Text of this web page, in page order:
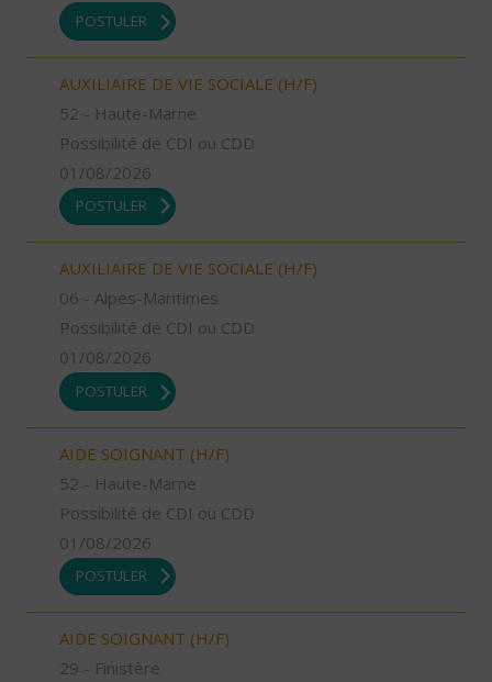
POSTULER
AUXILIAIRE DE VIE SOCIALE (H/F)
52 - Haute-Marne
Possibilité de CDI ou CDD
01/08/2026
POSTULER
AUXILIAIRE DE VIE SOCIALE (H/F)
06 - Alpes-Maritimes
Possibilité de CDI ou CDD
01/08/2026
POSTULER
AIDE SOIGNANT (H/F)
52 - Haute-Marne
Possibilité de CDI ou CDD
01/08/2026
POSTULER
AIDE SOIGNANT (H/F)
29 - Finistère